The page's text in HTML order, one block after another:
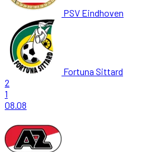
PSV Eindhoven
Fortuna Sittard
2
1
08.08